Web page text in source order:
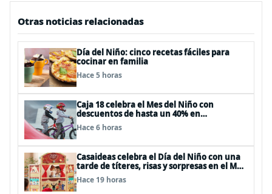
Otras noticias relacionadas
Día del Niño: cinco recetas fáciles para
cocinar en familia
Hace 5 horas
Caja 18 celebra el Mes del Niño con
descuentos de hasta un 40% en
panoramas, cine, shows y streaming
Hace 6 horas
Casaideas celebra el Día del Niño con una
tarde de títeres, risas y sorpresas en el Mall
Plaza Vespucio
Hace 19 horas